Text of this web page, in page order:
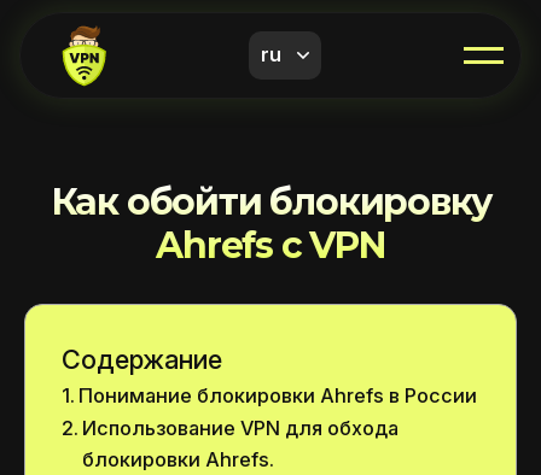
ru
Как обойти блокировку
Ahrefs с VPN
Содержание
Понимание блокировки Ahrefs в России
Использование VPN для обхода
блокировки Ahrefs.